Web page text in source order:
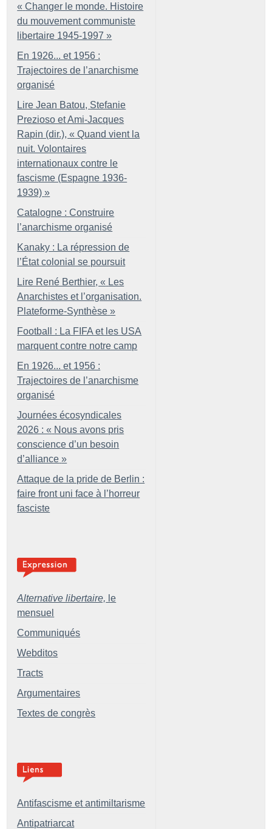
« Changer le monde. Histoire
du mouvement communiste
libertaire 1945-1997 »
En 1926... et 1956 :
Trajectoires de l’anarchisme
organisé
Lire Jean Batou, Stefanie
Prezioso et Ami-Jacques
Rapin (dir.), « Quand vient la
nuit. Volontaires
internationaux contre le
fascisme (Espagne 1936-
1939) »
Catalogne : Construire
l’anarchisme organisé
Kanaky : La répression de
l’État colonial se poursuit
Lire René Berthier, « Les
Anarchistes et l’organisation.
Plateforme-Synthèse »
Football : La FIFA et les USA
marquent contre notre camp
En 1926... et 1956 :
Trajectoires de l’anarchisme
organisé
Journées écosyndicales
2026 : « Nous avons pris
conscience d’un besoin
d’alliance »
Attaque de la pride de Berlin :
faire front uni face à l’horreur
fasciste
Alternative libertaire, le
mensuel
Communiqués
Webditos
Tracts
Argumentaires
Textes de congrès
Antifascisme et antimiltarisme
Antipatriarcat